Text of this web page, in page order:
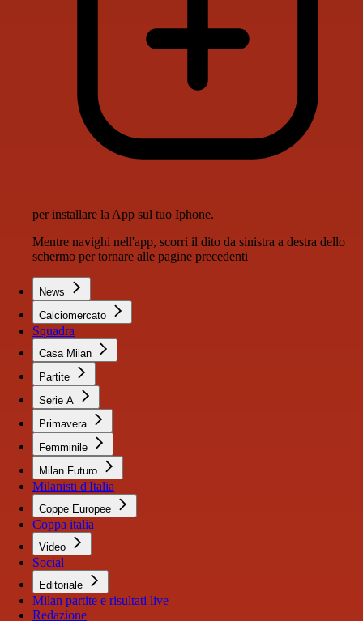
per installare la App sul tuo Iphone.
Mentre navighi nell'app, scorri il dito da sinistra a destra dello
schermo per tornare alle pagine precedenti
News
Calciomercato
Squadra
Casa Milan
Partite
Serie A
Primavera
Femminile
Milan Futuro
Milanisti d'Italia
Coppe Europee
Coppa italia
Video
Social
Editoriale
Milan partite e risultati live
Redazione